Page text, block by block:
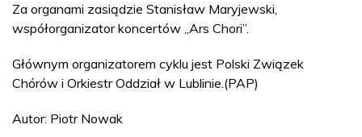
Za organami zasiądzie Stanisław Maryjewski,
współorganizator koncertów „Ars Chori”.
Głównym organizatorem cyklu jest Polski Związek
Chórów i Orkiestr Oddział w Lublinie.(PAP)
Autor: Piotr Nowak